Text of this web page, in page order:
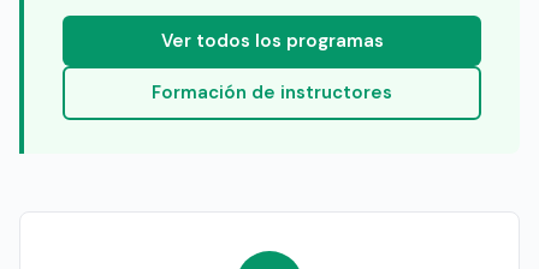
Ver todos los programas
Formación de instructores